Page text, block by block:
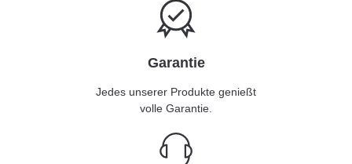
Garantie
Jedes unserer Produkte genießt
volle Garantie.